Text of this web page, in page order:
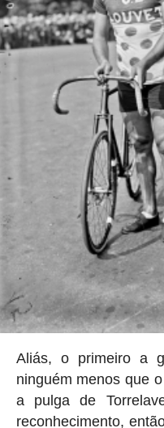
Aliás, o primeiro a
ninguém menos que
a pulga de
reconhecimento,